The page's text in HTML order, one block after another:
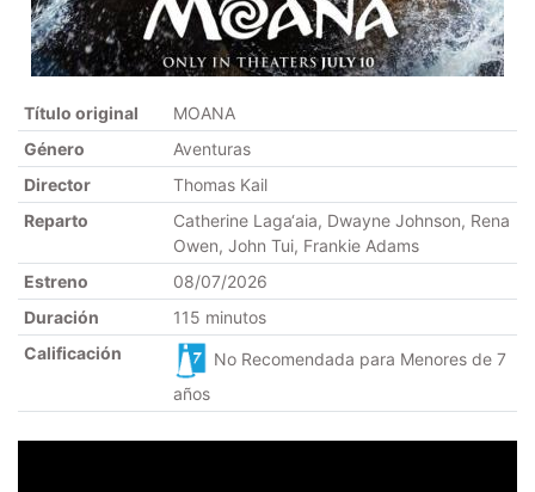
Título original
MOANA
Género
Aventuras
Director
Thomas Kail
Reparto
Catherine Laga‘aia, Dwayne Johnson, Rena
Owen, John Tui, Frankie Adams
Estreno
08/07/2026
Duración
115 minutos
Calificación
No Recomendada para Menores de 7
años